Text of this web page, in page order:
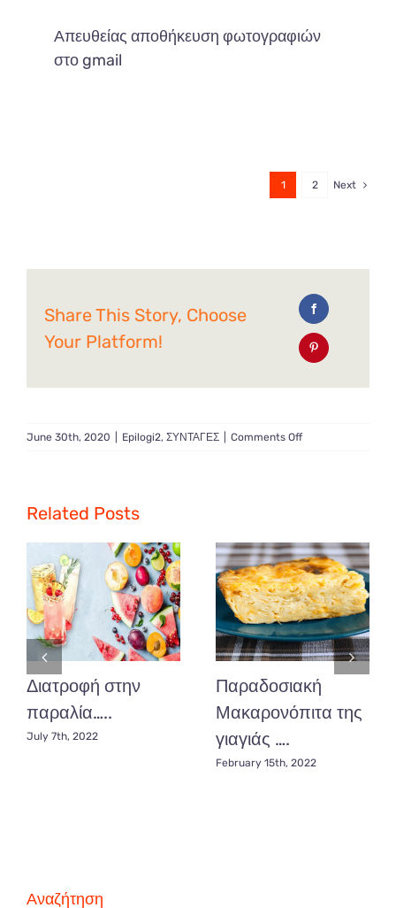
Απευθείας αποθήκευση φωτογραφιών
στο gmail
1 2 Next
Share This Story, Choose
Your Platform!
June 30th, 2020 Epilogi2, ΣΥΝΤΑΓΕΣ Comments Offon
ζαχαρη
Related Posts
Διατροφή στην
παραλία…..
July 7th, 2022
Παραδοσιακή
Μακαρονόπιτα της
γιαγιάς ….
February 15th, 2022
Αναζήτηση